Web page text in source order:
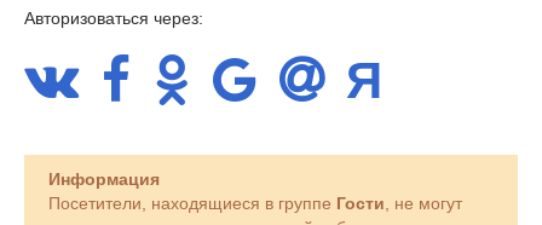
Авторизоваться через:
Информация
Посетители, находящиеся в группе Гости , не могут